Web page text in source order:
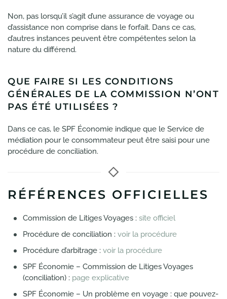
Non, pas lorsqu’il s’agit d’une assurance de voyage ou
d’assistance non comprise dans le forfait. Dans ce cas,
d’autres instances peuvent être compétentes selon la
nature du différend.
QUE FAIRE SI LES CONDITIONS
GÉNÉRALES DE LA COMMISSION N’ONT
PAS ÉTÉ UTILISÉES ?
Dans ce cas, le SPF Économie indique que le Service de
médiation pour le consommateur peut être saisi pour une
procédure de conciliation.
RÉFÉRENCES OFFICIELLES
Commission de Litiges Voyages : site officiel
Procédure de conciliation : voir la procédure
Procédure d’arbitrage : voir la procédure
SPF Économie – Commission de Litiges Voyages
(conciliation) : page explicative
SPF Économie – Un problème en voyage : que pouvez-